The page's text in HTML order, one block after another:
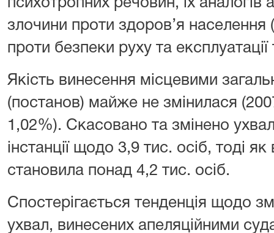
психотропних речовин, їх аналогів
злочини проти здоров’я
проти безпеки руху та
Якість винесення місцевими
(постанов) майже не змінилася
1,02%). Скасовано та змінено
інстанції щодо 3,9 тис. осіб, тоді як
становила понад 4,2 тис. осіб.
Спостерігається тенденція щодо
ухвал, винесених апеляційними